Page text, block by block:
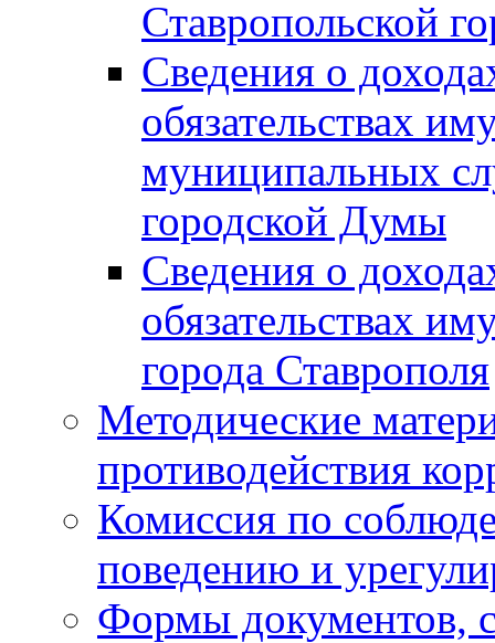
Ставропольской
Сведения о
обязательствах
муниципальных
городской Думы
Сведения о
обязательствах
города Ставрополя
Методические
противодействия
Комиссия по
поведению и
Формы документов,